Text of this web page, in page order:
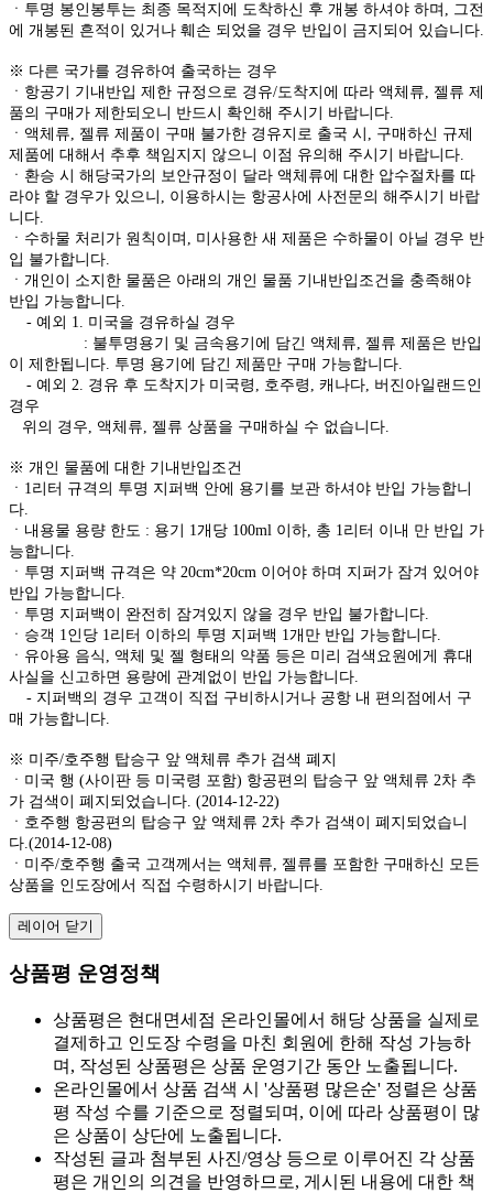
ㆍ투명 봉인봉투는 최종 목적지에 도착하신 후 개봉 하셔야 하며, 그전
에 개봉된 흔적이 있거나 훼손 되었을 경우 반입이 금지되어 있습니다.
※ 다른 국가를 경유하여 출국하는 경우
ㆍ항공기 기내반입 제한 규정으로 경유/도착지에 따라 액체류, 젤류 제
품의 구매가 제한되오니 반드시 확인해 주시기 바랍니다.
ㆍ액체류, 젤류 제품이 구매 불가한 경유지로 출국 시, 구매하신 규제
제품에 대해서 추후 책임지지 않으니 이점 유의해 주시기 바랍니다.
ㆍ환승 시 해당국가의 보안규정이 달라 액체류에 대한 압수절차를 따
라야 할 경우가 있으니, 이용하시는 항공사에 사전문의 해주시기 바랍
니다.
ㆍ수하물 처리가 원칙이며, 미사용한 새 제품은 수하물이 아닐 경우 반
입 불가합니다.
ㆍ개인이 소지한 물품은 아래의 개인 물품 기내반입조건을 충족해야
반입 가능합니다.
- 예외 1. 미국을 경유하실 경우
: 불투명용기 및 금속용기에 담긴 액체류, 젤류 제품은 반입
이 제한됩니다. 투명 용기에 담긴 제품만 구매 가능합니다.
- 예외 2. 경유 후 도착지가 미국령, 호주령, 캐나다, 버진아일랜드인
경우
위의 경우, 액체류, 젤류 상품을 구매하실 수 없습니다.
※ 개인 물품에 대한 기내반입조건
ㆍ1리터 규격의 투명 지퍼백 안에 용기를 보관 하셔야 반입 가능합니
다.
ㆍ내용물 용량 한도 : 용기 1개당 100ml 이하, 총 1리터 이내 만 반입 가
능합니다.
ㆍ투명 지퍼백 규격은 약 20cm*20cm 이어야 하며 지퍼가 잠겨 있어야
반입 가능합니다.
ㆍ투명 지퍼백이 완전히 잠겨있지 않을 경우 반입 불가합니다.
ㆍ승객 1인당 1리터 이하의 투명 지퍼백 1개만 반입 가능합니다.
ㆍ유아용 음식, 액체 및 젤 형태의 약품 등은 미리 검색요원에게 휴대
사실을 신고하면 용량에 관계없이 반입 가능합니다.
- 지퍼백의 경우 고객이 직접 구비하시거나 공항 내 편의점에서 구
매 가능합니다.
※ 미주/호주행 탑승구 앞 액체류 추가 검색 폐지
ㆍ미국 행 (사이판 등 미국령 포함) 항공편의 탑승구 앞 액체류 2차 추
가 검색이 폐지되었습니다. (2014-12-22)
ㆍ호주행 항공편의 탑승구 앞 액체류 2차 추가 검색이 폐지되었습니
다.(2014-12-08)
ㆍ미주/호주행 출국 고객께서는 액체류, 젤류를 포함한 구매하신 모든
상품을 인도장에서 직접 수령하시기 바랍니다.
레이어 닫기
상품평 운영정책
상품평은 현대면세점 온라인몰에서 해당 상품을 실제로
결제하고 인도장 수령을 마친 회원에 한해 작성 가능하
며, 작성된 상품평은 상품 운영기간 동안 노출됩니다.
온라인몰에서 상품 검색 시 '상품평 많은순' 정렬은 상품
평 작성 수를 기준으로 정렬되며, 이에 따라 상품평이 많
은 상품이 상단에 노출됩니다.
작성된 글과 첨부된 사진/영상 등으로 이루어진 각 상품
평은 개인의 의견을 반영하므로, 게시된 내용에 대한 책